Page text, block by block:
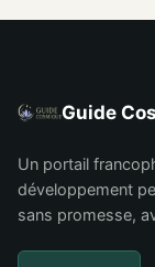
Guide
Un portail
développement
sans promesse,